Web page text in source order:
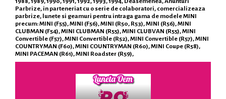
Parbrize, in parteneriat cu o serie de colaboratori, comercializeaza
parbrize, lunete si geamuri pentru intraga gama de modele MINI
precum: MINI (F55), MINI (F56), MINI (R50, R53), MINI (R56), MINI
CLUBMAN (F54), MINI CLUBMAN (R55), MINI CLUBVAN (R55), MINI
Convertible (F57), MINI Convertible (R52), MINI Convertible (R57), MINI
COUNTRYMAN (F60), MINI COUNTRYMAN (R60), MINI Coupe (R58),
MINI PACEMAN (R61), MINI Roadster (R59),